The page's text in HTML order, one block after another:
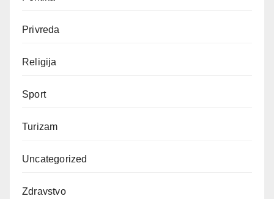
Privreda
Religija
Sport
Turizam
Uncategorized
Zdravstvo